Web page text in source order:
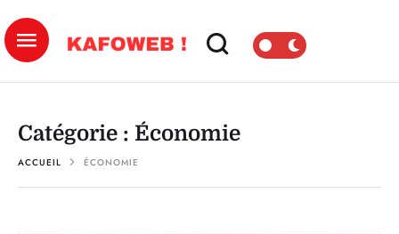
Catégorie : Économie
ACCUEIL ÉCONOMIE